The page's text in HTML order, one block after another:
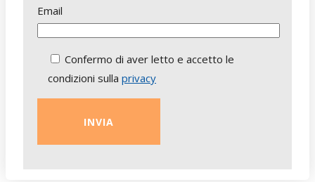
Email
Confermo di aver letto e accetto le
condizioni sulla privacy